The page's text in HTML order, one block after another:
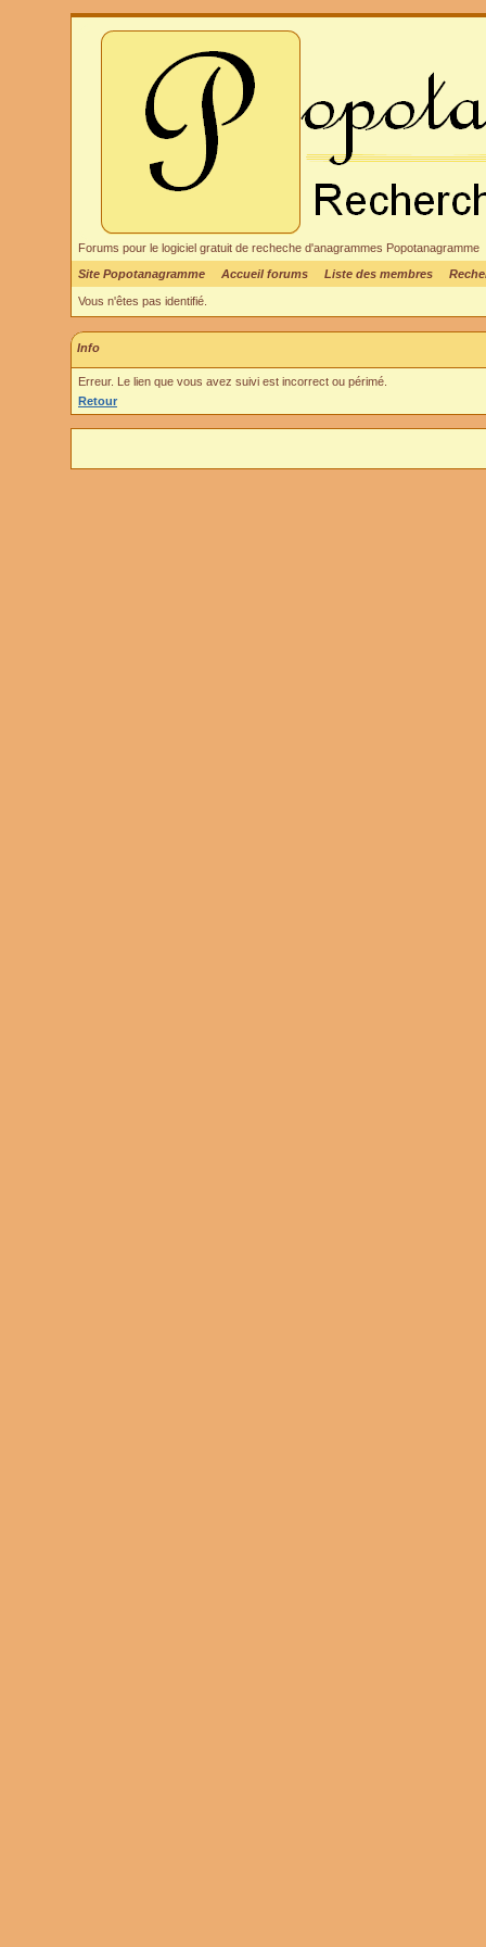
Forums pour le logiciel gratuit de recheche d'anagrammes Popotanagramme
Site Popotanagramme
Accueil forums Liste des membres
Vous n'êtes pas identifié.
Info
Erreur. Le lien que vous avez suivi est incorrect ou périmé.
Retour